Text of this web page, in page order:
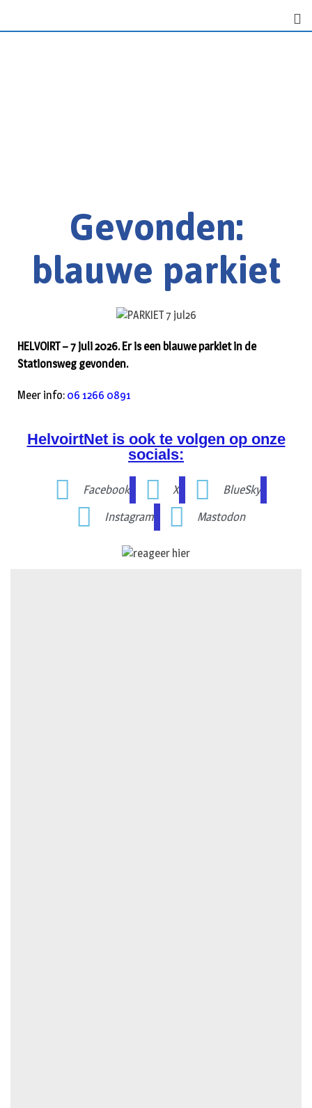
Gevonden:
blauwe parkiet
HELVOIRT – 7 juli 2026. Er is een blauwe parkiet in de
Stationsweg gevonden.
Meer info: 06 1266 0891
HelvoirtNet is ook te volgen op onze
socials:
Facebook X
BlueSky
Instagram
Mastodon